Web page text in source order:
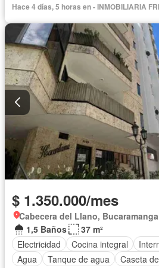
Hace 4 días, 5 horas en - INMOBILIARIA
$ 1.350.000/mes
Cabecera del Llano, Bucaramanga
1,5 Baños
37 m²
Electricidad
Cocina integral
Agua
Tanque de agua Caseta